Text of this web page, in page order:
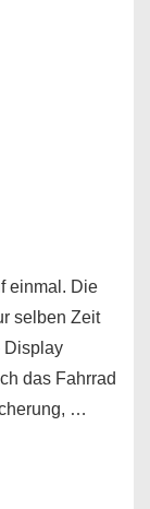
einmal. Die
selben Zeit
Display
das Fahrrad
…